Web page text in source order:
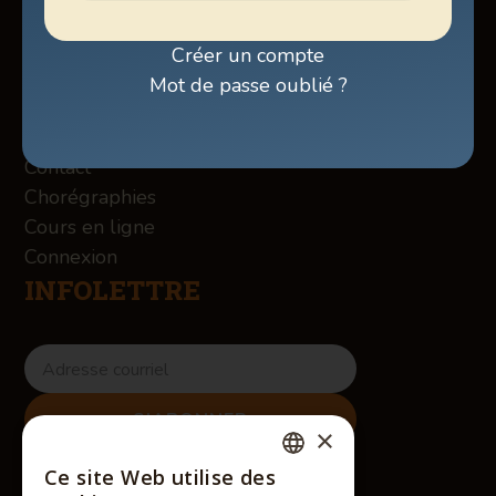
Créer un compte
Mot de passe oublié ?
Programmation sur Facebook
Billetterie
Contact
Chorégraphies
Cours en ligne
Connexion
INFOLETTRE
RÉSEAUX SOCIAUX
×
Ce site Web utilise des